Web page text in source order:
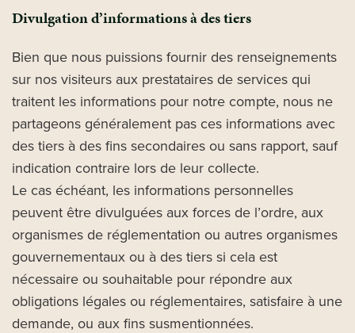
Divulgation d’informations à des tiers
Bien que nous puissions fournir des renseignements
sur nos visiteurs aux prestataires de services qui
traitent les informations pour notre compte, nous ne
partageons généralement pas ces informations avec
des tiers à des fins secondaires ou sans rapport, sauf
indication contraire lors de leur collecte.
Le cas échéant, les informations personnelles
peuvent être divulguées aux forces de l’ordre, aux
organismes de réglementation ou autres organismes
gouvernementaux ou à des tiers si cela est
nécessaire ou souhaitable pour répondre aux
obligations légales ou réglementaires, satisfaire à une
demande, ou aux fins susmentionnées.